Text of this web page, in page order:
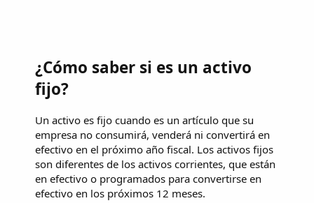
¿Cómo saber si es un activo
fijo?
Un activo es fijo cuando es un artículo que su
empresa no consumirá, venderá ni convertirá en
efectivo en el próximo año fiscal. Los activos fijos
son diferentes de los activos corrientes, que están
en efectivo o programados para convertirse en
efectivo en los próximos 12 meses.